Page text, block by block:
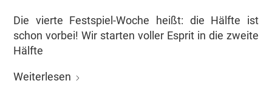
Die vierte Festspiel-Woche heißt: die Hälfte ist
schon vorbei! Wir starten voller Esprit in die zweite
Hälfte
Weiterlesen